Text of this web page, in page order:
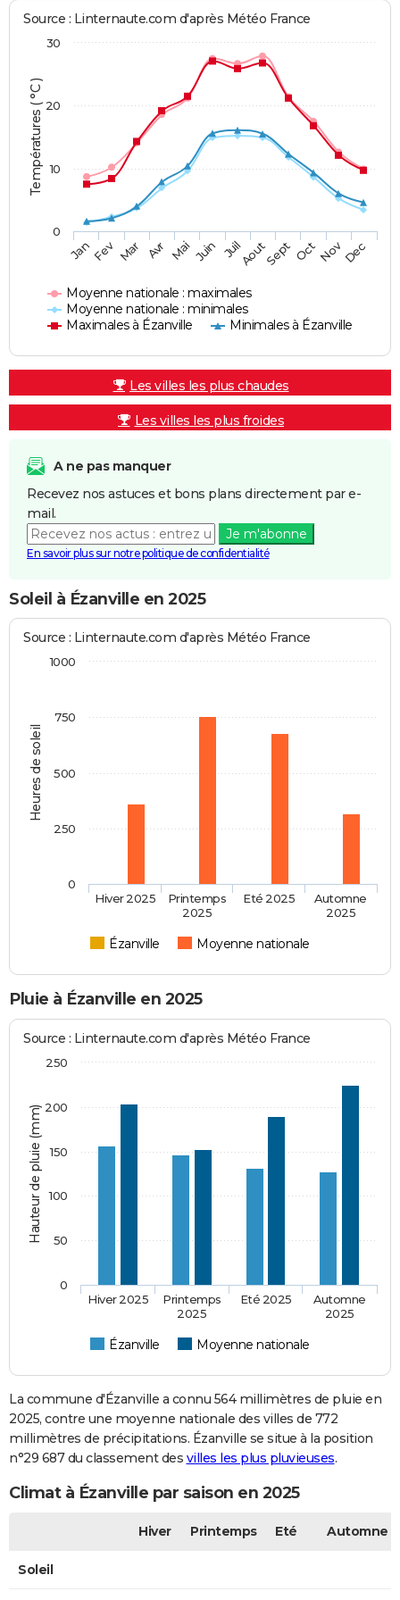
Températures ( °C )
Source : Linternaute.com d'après Météo France
Moyenne nationale : maximales
Moyenne nationale : minimales
Maximales à Ézanville
Minimales à Ézanville
JanFev Mar Avr Mai Juin JuilAoutSept OctNovDec
0
10
20
30
Les villes les plus chaudes
Les villes les plus froides
A ne pas manquer
Recevez nos astuces et bons plans directement par e-
mail.
Je m'abonne
En savoir plus sur notre politique de confidentialité
Soleil à Ézanville en 2025
Heures de soleil
Source : Linternaute.com d'après Météo France
Ézanville Moyenne nationale
Hiver 2025
Printemps
2025
Eté 2025
Automne
2025
0
250
500
750
1000
Pluie à Ézanville en 2025
Hauteur de pluie (mm)
Source : Linternaute.com d'après Météo France
Ézanville Moyenne nationale
Hiver 2025
Printemps
2025
Eté 2025
Automne
2025
0
50
100
150
200
250
La commune d'Ézanville a connu 564 millimètres de pluie en
2025, contre une moyenne nationale des villes de 772
millimètres de précipitations. Ézanville se situe à la position
n°29 687 du classement des villes les plus pluvieuses.
Climat à Ézanville par saison en 2025
Hiver Printemps Eté Automne
Soleil